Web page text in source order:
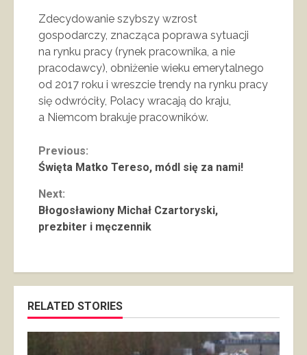
Zdecydowanie szybszy wzrost
gospodarczy, znacząca poprawa sytuacji
na rynku pracy (rynek pracownika, a nie
pracodawcy), obniżenie wieku emerytalnego
od 2017 roku i wreszcie trendy na rynku pracy
się odwróciły, Polacy wracają do kraju,
a Niemcom brakuje pracowników.
Continue
Previous:
Święta Matko Tereso, módl się za nami!
Next:
Błogosławiony Michał Czartoryski,
prezbiter i męczennik
RELATED STORIES